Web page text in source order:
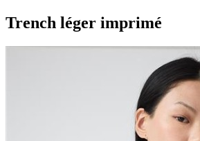
Trench léger imprimé